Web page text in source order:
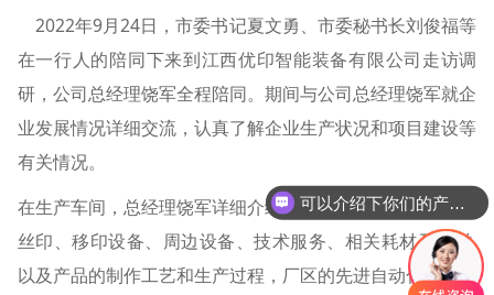
2022年9月24日，市委书记夏文勇、市委秘书长刘俊福等
在一行人的陪同下来到江西优印智能装备有限公司走访调
研，公司总经理饶军全程陪同。期间与公司总经理饶军就企
业发展情况详细交流，认真了解企业生产状况和项目建设等
有关情况。
在生产车间，总经理饶军详细介绍了公司主要经营的自动化
丝印、移印设备、周边设备、技术服务、相关耗材及辅材,
以及产品的制作工艺和生产过程，厂区的先进自动化设备和
可以介绍下你们的产品么